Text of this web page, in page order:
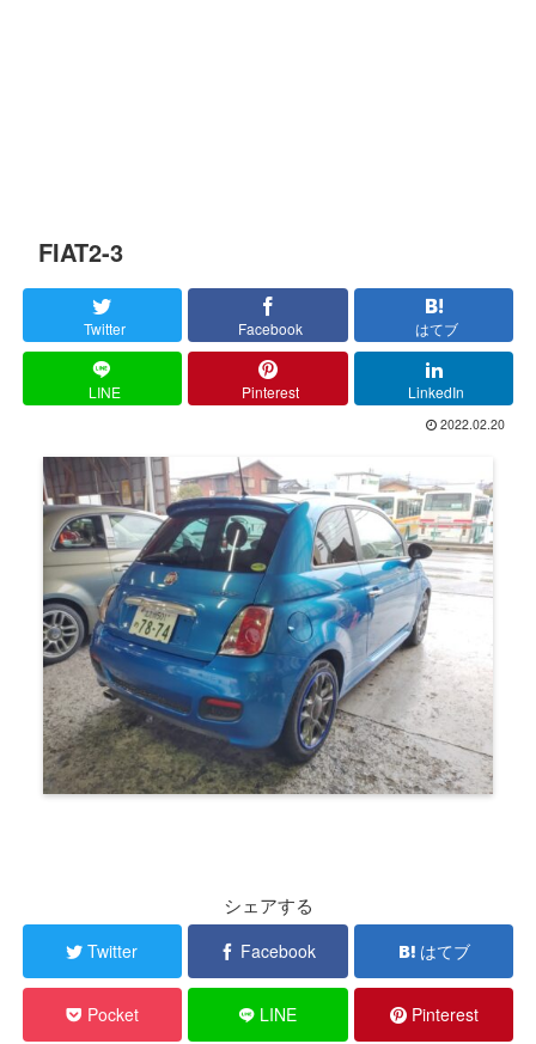
FIAT2-3
Twitter Facebook はてブ
LINE Pinterest LinkedIn
2022.02.20
シェアする
Twitter Facebook はてブ
Pocket LINE Pinterest